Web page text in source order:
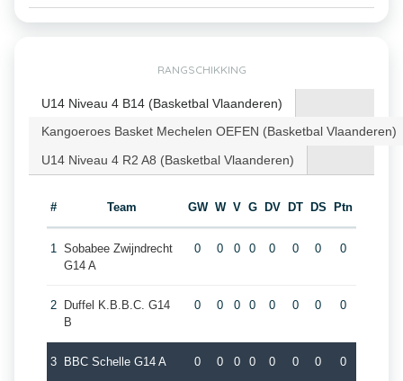
RANGSCHIKKING
U14 Niveau 4 B14 (Basketbal Vlaanderen)
Kangoeroes Basket Mechelen OEFEN (Basketbal Vlaanderen)
U14 Niveau 4 R2 A8 (Basketbal Vlaanderen)
# Team GW W V G DV DT DS Ptn
1 Sobabee Zwijndrecht
G14 A
0 0 0 0 0 0 0 0
2
Duffel K.B.B.C. G14
B
0 0 0 0 0 0 0 0
3 BBC Schelle G14 A 0 0 0 0 0 0 0 0